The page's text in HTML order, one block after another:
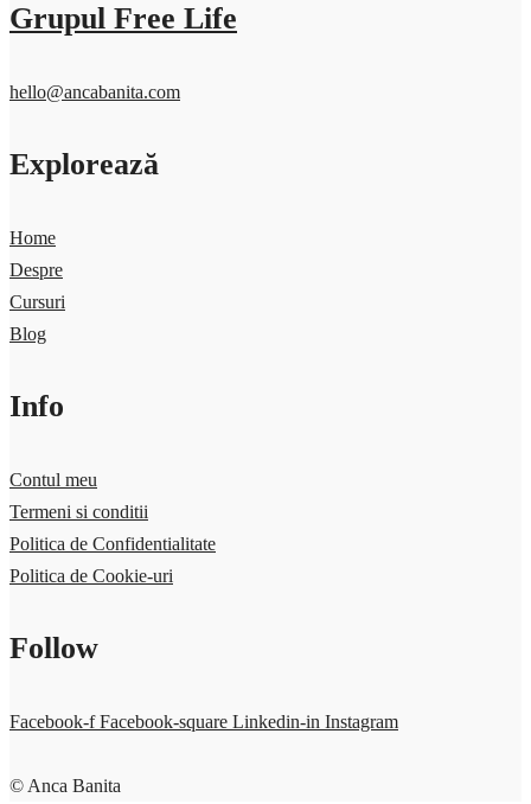
Grupul Free Life
hello@ancabanita.com
Explorează
Home
Despre
Cursuri
Blog
Info
Contul meu
Termeni si conditii
Politica de Confidentialitate
Politica de Cookie-uri
Follow
Facebook-f Facebook-square Linkedin-in Instagram
© Anca Banita